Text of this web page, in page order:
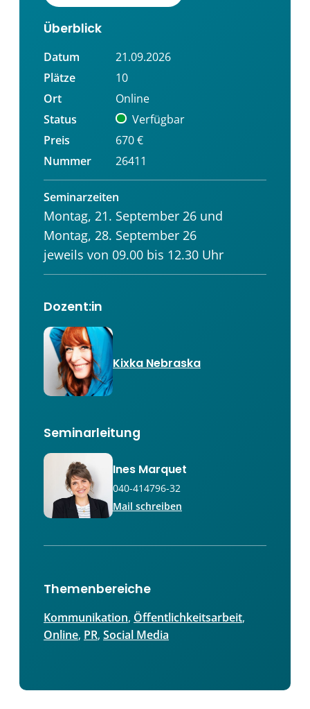
Überblick
Datum
21.09.2026
Plätze
10
Ort
Online
Status
Verfügbar
Preis
670 €
Nummer
26411
Seminarzeiten
Montag, 21. September 26 und
Montag, 28. September 26
jeweils von 09.00 bis 12.30 Uhr
Dozent:in
Kixka Nebraska
Seminarleitung
Ines Marquet
040-414796-32
Mail schreiben
Themenbereiche
Kommunikation, Öffentlichkeitsarbeit
Online, PR, Social Media